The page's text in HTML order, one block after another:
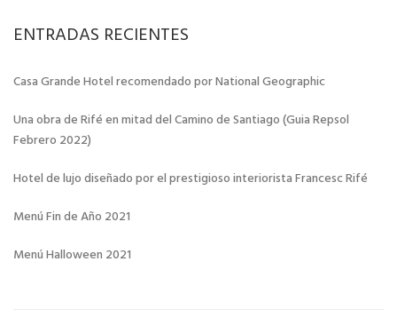
ENTRADAS RECIENTES
Casa Grande Hotel recomendado por National Geographic
Una obra de Rifé en mitad del Camino de Santiago (Guia Repsol
Febrero 2022)
Hotel de lujo diseñado por el prestigioso interiorista Francesc Rifé
Menú Fin de Año 2021
Menú Halloween 2021